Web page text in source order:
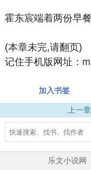
霍东宸端着两份早
(本章未完,请翻页)
记住手机版网址：
加入书签
上一章
乐文小说网